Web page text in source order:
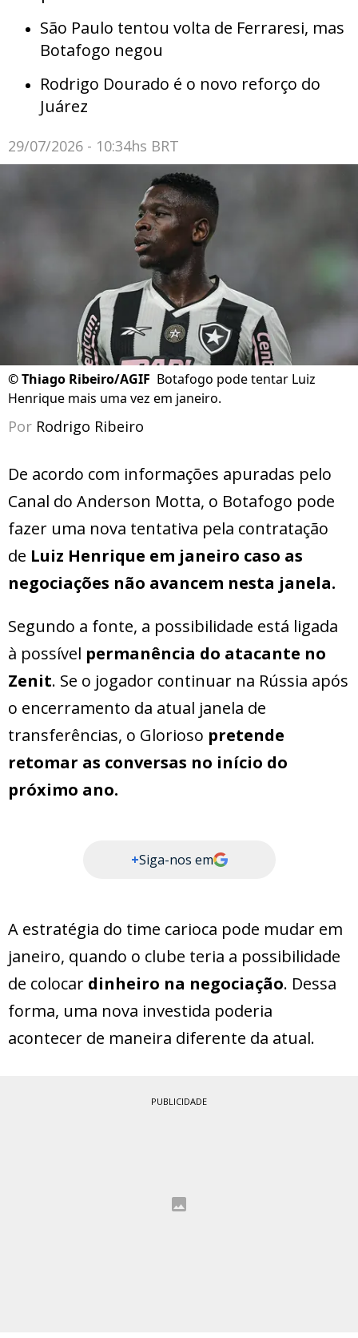
São Paulo tentou volta de Ferraresi, mas
Botafogo negou
Rodrigo Dourado é o novo reforço do
Juárez
29/07/2026 - 10:34hs BRT
©Thiago Ribeiro/AGIF Botafogo pode tentar Luiz
Henrique mais uma vez em janeiro.
Por Rodrigo Ribeiro
De acordo com informações apuradas pelo
Canal do Anderson Motta, o Botafogo pode
fazer uma nova tentativa pela contratação
de Luiz Henrique em janeiro caso as
negociações não avancem nesta janela.
Segundo a fonte, a possibilidade está ligada
à possível permanência do atacante no
Zenit. Se o jogador continuar na Rússia após
o encerramento da atual janela de
transferências, o Glorioso pretende
retomar as conversas no início do
próximo ano.
+Siga-nos em
A estratégia do time carioca pode mudar em
janeiro, quando o clube teria a possibilidade
de colocar dinheiro na negociação. Dessa
forma, uma nova investida poderia
acontecer de maneira diferente da atual.
PUBLICIDADE